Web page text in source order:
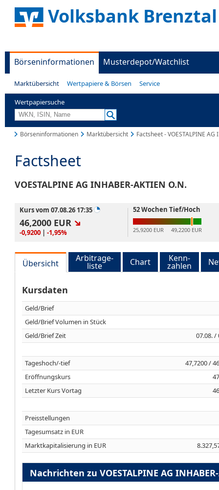
Volksbank Brenztal
Börseninformationen Musterdepot/Watchlist
Marktübersicht Wertpapiere & Börsen Service
Wertpapiersuche
Börseninformationen Marktübersicht Factsheet - VOESTALPINE AG
Factsheet
VOESTALPINE AG INHABER-AKTIEN O.N.
Kurs vom 07.08.26 17:35
46,2000 EUR
-0,9200 | -1,95%
52 Wochen Tief/Hoch
25,9200 EUR 49,2200 EUR
Übersicht Arbitrage-
liste Chart Kenn-
zahlen
Kursdaten
Geld/Brief
Geld/Brief Volumen in Stück
Geld/Brief Zeit
07.08. /
Tageshoch/-tief
47,7200 /
Eröffnungskurs
Letzter Kurs Vortag
Preisstellungen
Tagesumsatz in EUR
Marktkapitalisierung in EUR
Nachrichten zu VOESTALPINE AG